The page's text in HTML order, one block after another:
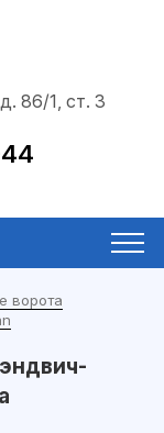
86/1, ст. 3
ворота